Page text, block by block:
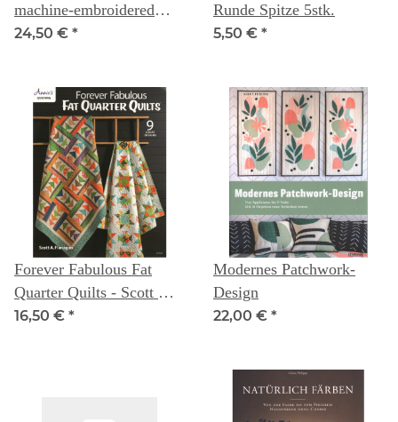
machine-embroidered
pictures - Abigail Mill
24,50 € *
Runde Spitze 5stk.
5,50 € *
Forever Fabulous Fat
Quarter Quilts - Scott A.
Flannagan
16,50 € *
Modernes Patchwork-
Design
22,00 € *